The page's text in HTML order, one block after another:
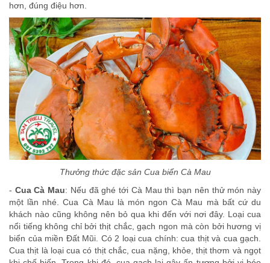
hơn, đúng điệu hơn.
Thưởng thức đặc sản Cua biển Cà Mau
- Cua Cà Mau: Nếu đã ghé tới Cà Mau thì bạn nên thử món này
một lần nhé. Cua Cà Mau là món ngon Cà Mau mà bất cứ du
khách nào cũng không nên bỏ qua khi đến với nơi đây. Loại cua
nổi tiếng không chỉ bởi thịt chắc, gạch ngon mà còn bởi hương vị
biển của miền Đất Mũi. Có 2 loại cua chính: cua thịt và cua gạch.
Cua thịt là loại cua có thịt chắc, cua nặng, khỏe, thịt thơm và ngọt